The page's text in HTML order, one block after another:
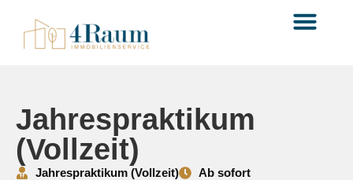
Jahrespraktikum
(Vollzeit)
Jahrespraktikum (Vollzeit)
Ab sofort